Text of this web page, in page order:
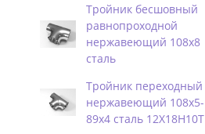
Тройник бесшовный
равнопроходной
нержавеющий 108х8
сталь
Тройник переходный
нержавеющий 108х5-
89х4 сталь 12Х18Н10Т